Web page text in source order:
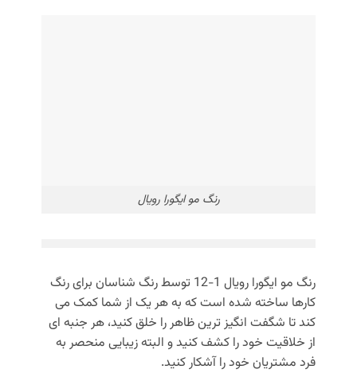
رنگ مو ایگورا رویال
رنگ مو ایگورا رویال 1-12 توسط رنگ‌ شناسان برای رنگ‌
کارها ساخته شده است که به هر یک از شما کمک می‌
کند تا شگفت‌ انگیز ترین ظاهر را خلق کنید، هر جنبه‌ ای
از خلاقیت خود را کشف کنید و البته زیبایی منحصر به
فرد مشتریان خود را آشکار کنید.